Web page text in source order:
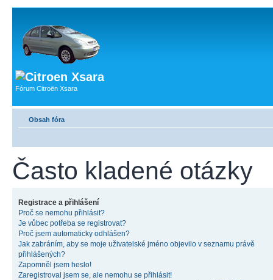
Fórum Citroën Xsara
Obsah fóra
Často kladené otázky
Registrace a přihlášení
Proč se nemohu přihlásit?
Je vůbec potřeba se registrovat?
Proč jsem automaticky odhlášen?
Jak zabráním, aby se moje uživatelské jméno objevilo v seznamu právě
přihlášených?
Zapomněl jsem heslo!
Zaregistroval jsem se, ale nemohu se přihlásit!